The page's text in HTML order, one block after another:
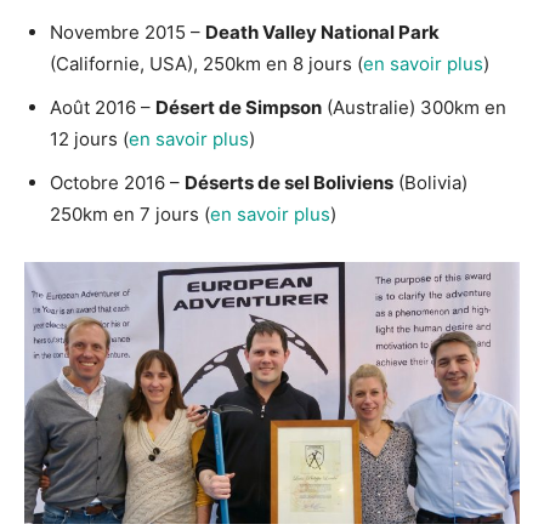
Novembre 2015 – Death Valley National Park
(Californie, USA), 250km en 8 jours (en savoir plus)
Août 2016 – Désert de Simpson (Australie) 300km en
12 jours (en savoir plus)
Octobre 2016 – Déserts de sel Boliviens (Bolivia)
250km en 7 jours (en savoir plus)